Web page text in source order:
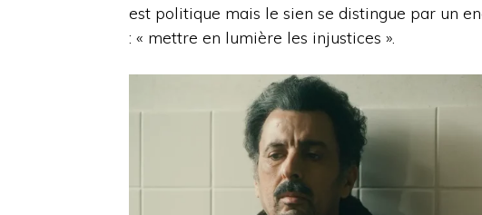
est politique mais le sien se distingue par un
: « mettre en lumière les injustices ».